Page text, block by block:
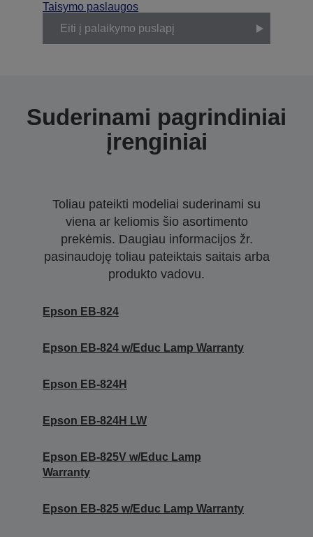
Taisymo paslaugos
Eiti į palaikymo puslapį
Suderinami pagrindiniai
įrenginiai
Toliau pateikti modeliai suderinami su
viena ar keliomis šio asortimento
prekėmis. Daugiau informacijos žr.
pasinaudoję toliau pateiktais saitais arba
produkto vadovu.
Epson EB-824
Epson EB-824 w/Educ Lamp Warranty
Epson EB-824H
Epson EB-824H LW
Epson EB-825V w/Educ Lamp
Warranty
Epson EB-825 w/Educ Lamp Warranty